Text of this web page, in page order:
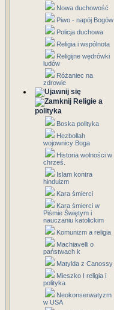
Nowa duchowość
Piwo - napój Bogów
Policja duchowa
Religia i wspólnota
Religijne wędrówki
ludów
Różaniec na
zdrowie
Religie a
polityka
Boska polityka
Hezbollah
wojownicy Boga
Historia wolności w
chrześ.
Islam kontra
hinduizm
Kara śmierci
Kara śmierci w
Piśmie Świętym i
nauczaniu katolickim
Komunizm a religia
Machiavelli o
państwach k
Matylda z Canossy
Mieszko I religia i
polityka
Neokonserwatyzm
w USA